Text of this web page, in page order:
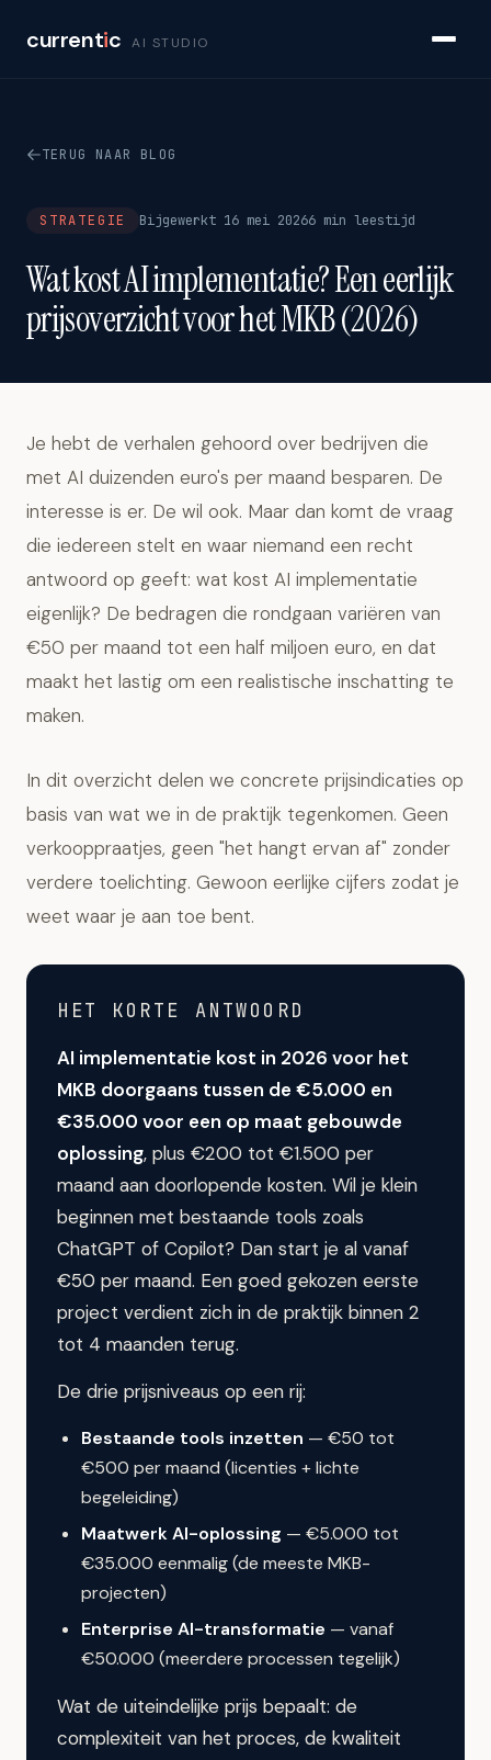
currentic AI STUDIO
TERUG NAAR BLOG
STRATEGIE Bijgewerkt 16 mei 20266 min leestijd
Wat kost AI implementatie? Een eerlijk
prijsoverzicht voor het MKB (2026)
Je hebt de verhalen gehoord over bedrijven die
met AI duizenden euro's per maand besparen. De
interesse is er. De wil ook. Maar dan komt de vraag
die iedereen stelt en waar niemand een recht
antwoord op geeft: wat kost AI implementatie
eigenlijk? De bedragen die rondgaan variëren van
€50 per maand tot een half miljoen euro, en dat
maakt het lastig om een realistische inschatting te
maken.
In dit overzicht delen we concrete prijsindicaties op
basis van wat we in de praktijk tegenkomen. Geen
verkooppraatjes, geen "het hangt ervan af" zonder
verdere toelichting. Gewoon eerlijke cijfers zodat je
weet waar je aan toe bent.
HET KORTE ANTWOORD
AI implementatie kost in 2026 voor het
MKB doorgaans tussen de €5.000 en
€35.000 voor een op maat gebouwde
oplossing, plus €200 tot €1.500 per
maand aan doorlopende kosten. Wil je klein
beginnen met bestaande tools zoals
ChatGPT of Copilot? Dan start je al vanaf
€50 per maand. Een goed gekozen eerste
project verdient zich in de praktijk binnen 2
tot 4 maanden terug.
De drie prijsniveaus op een rij:
Bestaande tools inzetten — €50 tot
€500 per maand (licenties + lichte
begeleiding)
Maatwerk AI-oplossing — €5.000 tot
€35.000 eenmalig (de meeste MKB-
projecten)
Enterprise AI-transformatie — vanaf
€50.000 (meerdere processen tegelijk)
Wat de uiteindelijke prijs bepaalt: de
complexiteit van het proces, de kwaliteit